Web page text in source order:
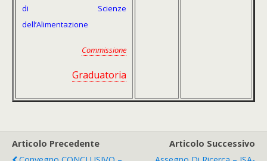
di Scienze
dell’Alimentazione
Commissione
Graduatoria
Articolo Precedente
Articolo Successivo